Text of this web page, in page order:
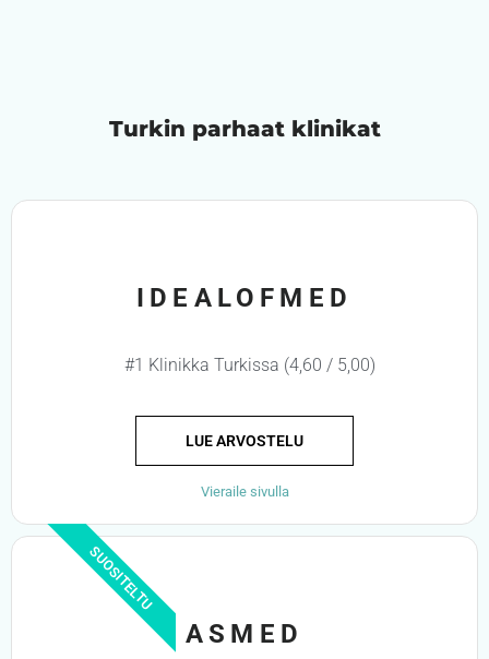
Turkin parhaat klinikat
IDEALOFMED
#1 Klinikka Turkissa (4,60 / 5,00)
LUE ARVOSTELU
Vieraile sivulla
SUOSITELTU
ASMED